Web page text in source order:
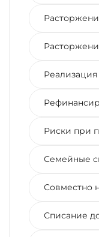
Риски при
Семейные
Совместно
Списание